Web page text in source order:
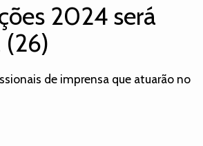
2024 será
de imprensa que atuarão no